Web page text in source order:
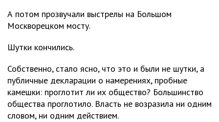
А потом прозвучали выстрелы на Большом
Москворецком мосту.
Шутки кончились.
Собственно, стало ясно, что это и были не шутки, а
публичные декларации о намерениях, пробные
камешки: проглотит ли их общество? Большинство
общества проглотило. Власть не возразила ни одним
словом, ни одним действием.